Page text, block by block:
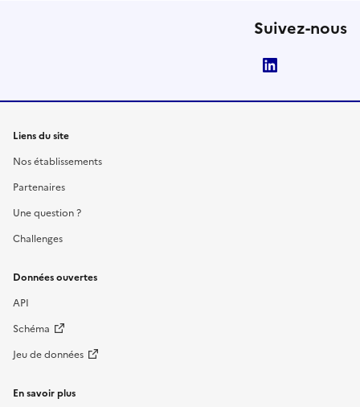
Suivez-nous
Liens du site
Nos établissements
Partenaires
Une question ?
Challenges
Données ouvertes
API
Schéma
Jeu de données
En savoir plus